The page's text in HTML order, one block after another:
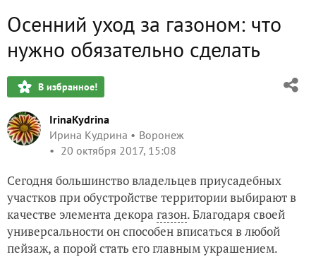
Осенний уход за газоном: что
нужно обязательно сделать
В избранное!
IrinaKydrina
Ирина Кудрина
Воронеж
20 октября 2017, 15:08
Сегодня большинство владельцев приусадебных
участков при обустройстве территории выбирают в
качестве элемента декора газон. Благодаря своей
универсальности он способен вписаться в любой
пейзаж, а порой стать его главным украшением.